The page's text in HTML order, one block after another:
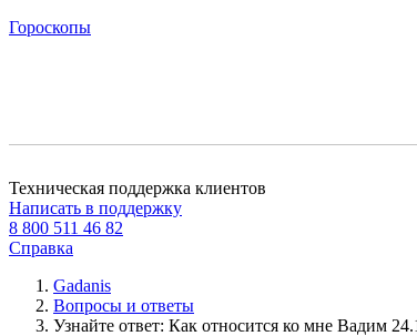
Гороскопы
Техническая поддержка клиентов
Написать в поддержку
8 800 511 46 82
Справка
Gadanis
Вопросы и ответы
Узнайте ответ: Как относится ко мне Вадим